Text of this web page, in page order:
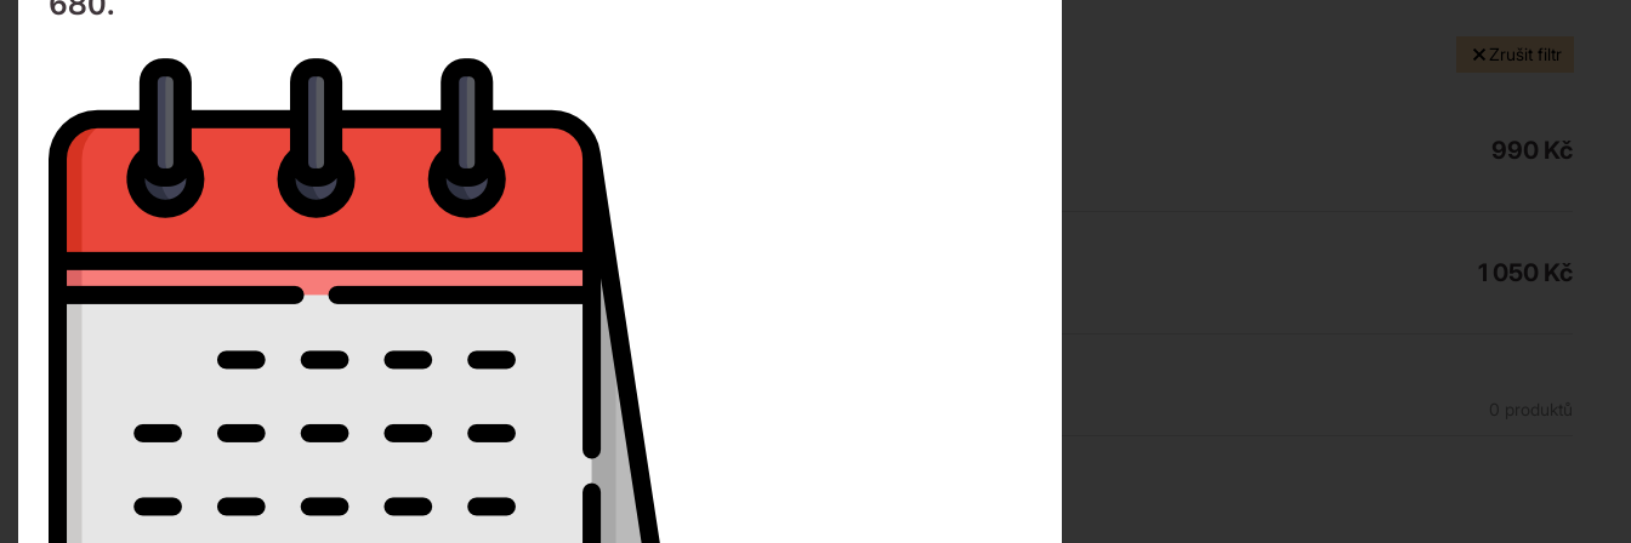
Zrušit filtr
Doporučujeme
Malinový cheesecake
Dodání do 3 pracovních dnů
„Král mezi dezerty – poctivý New York cheesecake s hedvábnou malinovou pěnou z bílé čokolády a
intenzivním malinovým pyré.“
990 Kč
Toffifee cheesecake
Dodání do 3 pracovních dnů
Neodolatelný Toffifee cheesecake plný karamelového potěšení! Hebký krém z mascarpone a
šlehačky se dokonale propojuje s lahodným karamelem a křupavými ...
1 050 Kč